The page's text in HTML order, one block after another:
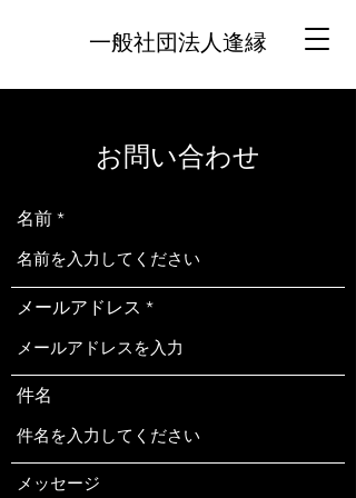
一般社団法人逢縁
お問い合わせ
名前
メールアドレス
件名
メッセージ